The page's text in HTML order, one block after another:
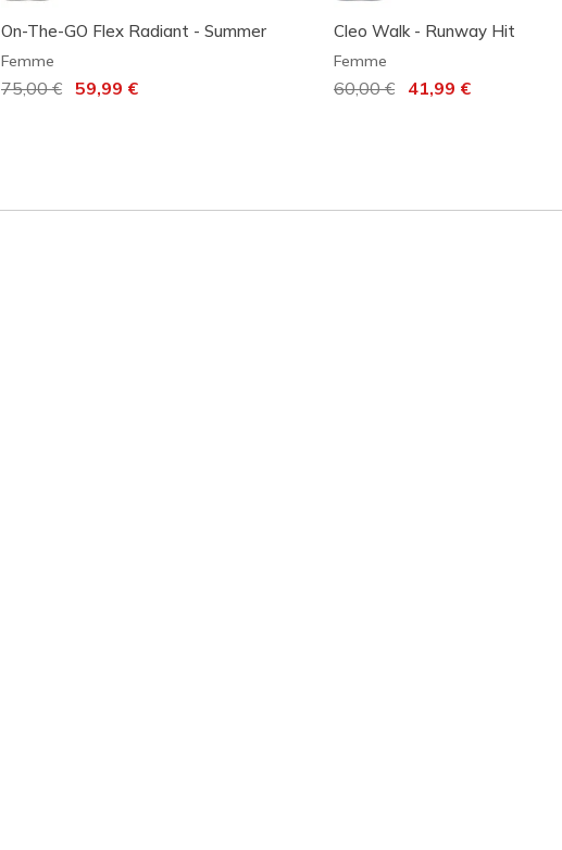
On-The-GO Flex Radiant - Summer
Femme
Prix réduit de
75,00 €à 59,99 €
Cleo Walk - Runway Hit
Femme
Prix réduit de
60,00 € 41,99 €